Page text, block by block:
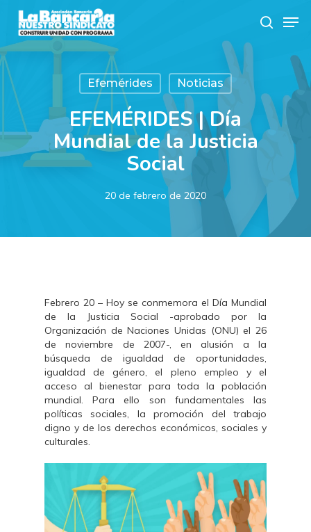
main
content
search
Efemérides Noticias
EFEMÉRIDES | Día
Mundial de la Justicia
Social
20 de febrero de 2020
Febrero 20 – Hoy se conmemora el Día Mundial
de la Justicia Social -aprobado por la
Organización de Naciones Unidas (ONU) el 26
de noviembre de 2007-, en alusión a la
búsqueda de igualdad de oportunidades,
igualdad de género, el pleno empleo y el
acceso al bienestar para toda la población
mundial. Para ello son fundamentales las
políticas sociales, la promoción del trabajo
digno y de los derechos económicos, sociales y
culturales.